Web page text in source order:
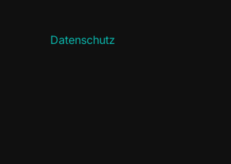
Datenschutz